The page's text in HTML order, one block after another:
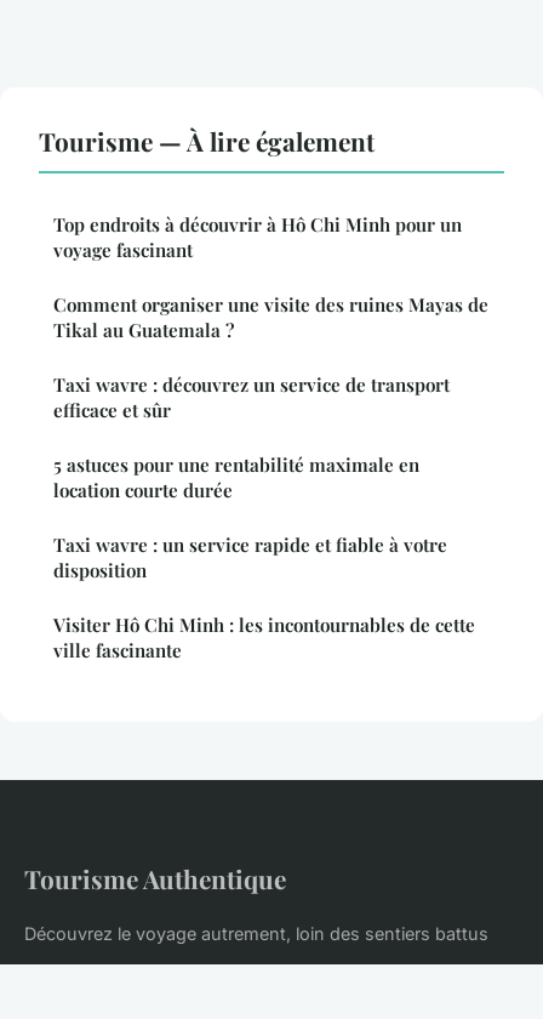
Tourisme — À lire également
Top endroits à découvrir à Hô Chi Minh pour un
voyage fascinant
Comment organiser une visite des ruines Mayas de
Tikal au Guatemala ?
Taxi wavre : découvrez un service de transport
efficace et sûr
5 astuces pour une rentabilité maximale en
location courte durée
Taxi wavre : un service rapide et fiable à votre
disposition
Visiter Hô Chi Minh : les incontournables de cette
ville fascinante
Tourisme Authentique
Découvrez le voyage autrement, loin des sentiers battus